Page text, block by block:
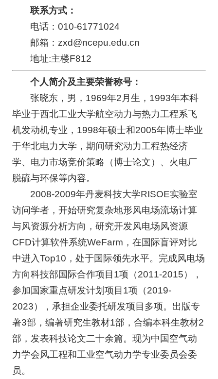
联系方式：
电话：010-61771024
邮箱：zxd@ncepu.edu.cn
地址:主楼F812
个人简介及主要荣誉称号：
张晓东，男，1969年2月生，1993年本科
毕业于西北工业大学航空动力与热力工程系飞
机发动机专业，1998年硕士和2005年博士毕业
于华北电力大学，期间研究动力工程热经济
学、电力市场竞价策略（博士论文）、火电厂
脱硫与环保等内容。
2008-2009年丹麦科技大学RISOE实验室
访问学者，开始研究复杂地形风电场流场计算
与风资源分析方向，研究开发风电场风资源
CFD计算软件系统WeFarm，在国际盲评对比
中进入Top10，处于国际领先水平。完成风电场
方向科技部国际合作项目1项（2011-2015），
参加国家重点研发计划项目1项（2019-
2023），承担企业委托研发项目多项。出版专
著3部，编著研究生教材1部，合编本科生教材2
部，发表科技论文二十余篇。现为中国空气动
力学会风工程和工业空气动力学专业委员会委
员。